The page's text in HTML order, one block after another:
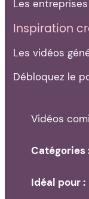
Les
Inspiration
Les vidéos
Débloquez le
Vidéos
Catégories
Idéal pour :